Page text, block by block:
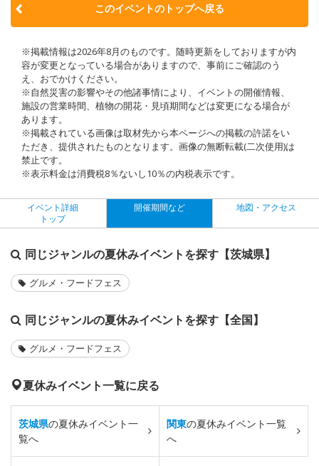
このイベントのトップへ戻る
※掲載情報は2026年8月のものです。随時更新をしておりますが内
容が変更となっている場合がありますので、事前にご確認のう
え、おでかけください。
※自然災害の影響やその他諸事情により、イベントの開催情報、
施設の営業時間、植物の開花・見頃期間などは変更になる場合が
あります。
※掲載されている画像は取材先から本ページへの掲載の許諾をい
ただき、提供されたものとなります。画像の無断転載(二次使用)は
禁止です。
※表示料金は消費税8％ないし10％の内税表示です。
イベント詳細
トップ
開催期間など 地図・アクセス
同じジャンルの夏休みイベントを探す【茨城県】
グルメ・フードフェス
同じジャンルの夏休みイベントを探す【全国】
グルメ・フードフェス
夏休みイベント一覧に戻る
茨城県の夏休みイベント一
覧へ
関東の夏休みイベント一覧
へ